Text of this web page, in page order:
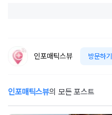
인포매틱스뷰 방문하기
인포매틱스뷰의 모든 포스트